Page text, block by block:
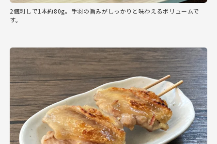
2個刺しで1本約80g。手羽の旨みがしっかりと味わえるボリュームで
す。